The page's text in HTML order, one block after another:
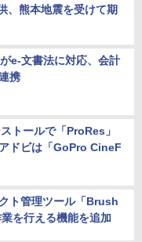
、熊本地震を受けて期
e-文書法に対応、会計
携
トールで「ProRes」
ドビは「GoPro CineF
ト管理ツール「Brush
を行える機能を追加